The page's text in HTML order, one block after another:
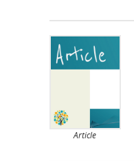
Article